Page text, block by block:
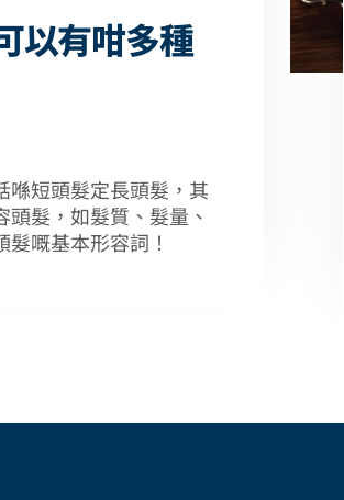
以有咁多種
喺短頭髮定長頭髮，其
髮，如髮質、髮量、
嘅基本形容詞！